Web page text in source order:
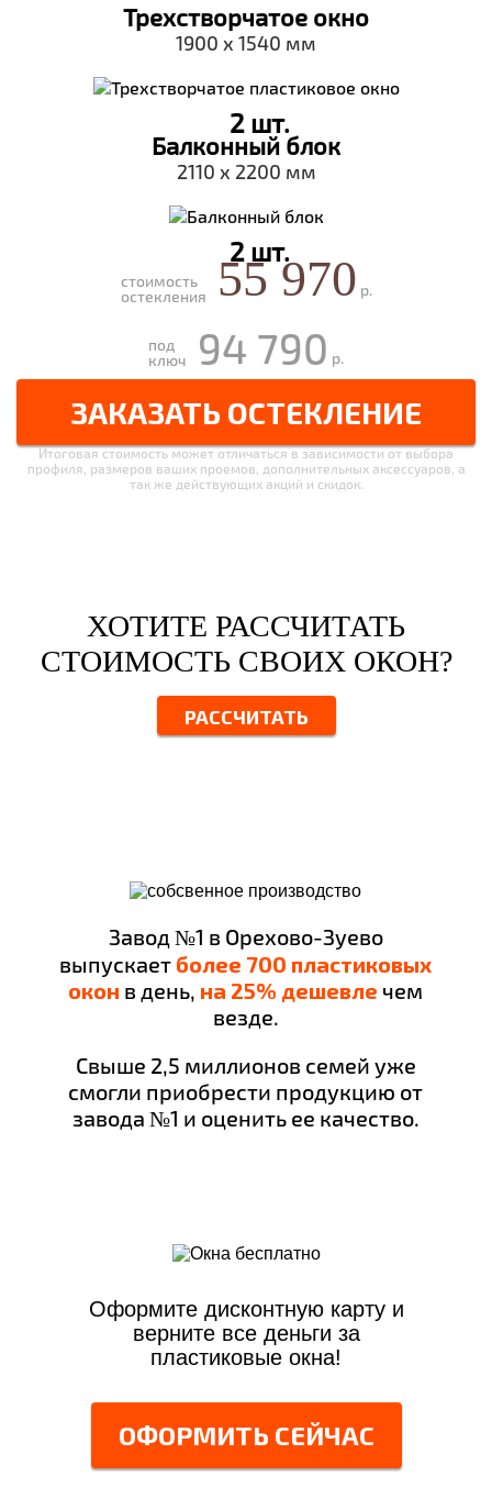
Трехстворчатое окно
1900 х 1540 мм
2 шт.
Балконный блок
2110 х 2200 мм
2 шт.
стоимость
остекления
55 970 р.
под
ключ
94 790 р.
ЗАКАЗАТЬ ОСТЕКЛЕНИЕ
Итоговая стоимость может отличаться в зависимости от выбора
профиля, размеров ваших проемов, дополнительных аксессуаров, а
так же действующих акций и скидок.
ХОТИТЕ РАССЧИТАТЬ
СТОИМОСТЬ СВОИХ ОКОН?
РАССЧИТАТЬ
Завод №1 в Орехово-Зуево
выпускает более 700 пластиковых
окон в день, на 25% дешевле чем
везде.
Свыше 2,5 миллионов семей уже
смогли приобрести продукцию от
завода №1 и оценить ее качество.
Оформите дисконтную карту и
верните все деньги за
пластиковые окна!
ОФОРМИТЬ СЕЙЧАС